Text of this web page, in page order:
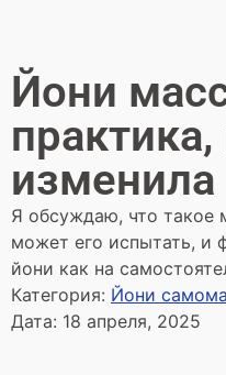
Йони
практика,
Я обсуждаю, что такое
может его испытать, и
йони как на
Категория: Йони
Дата: 18 апреля, 2025